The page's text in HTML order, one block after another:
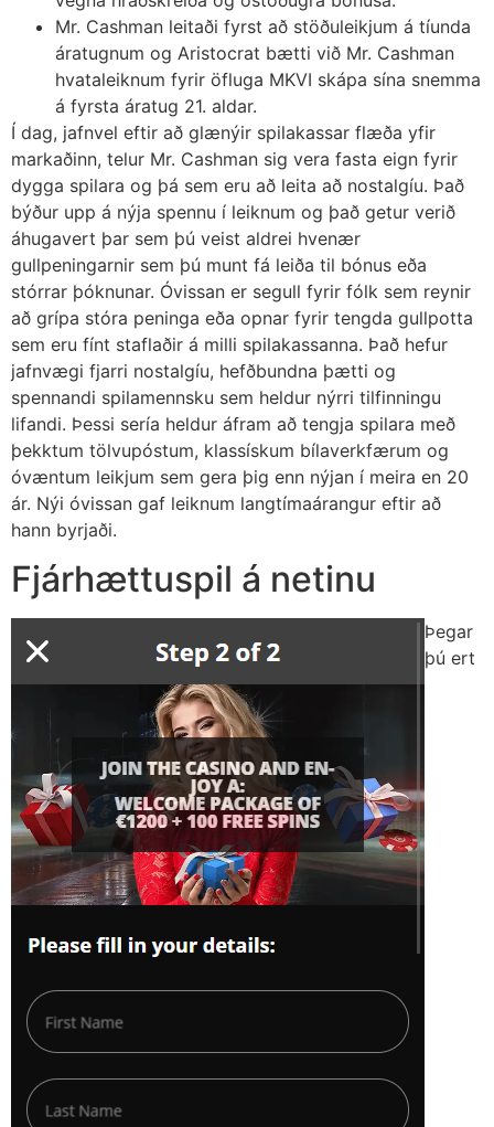
Mr. Cashman leitaði fyrst að stöðuleikjum á tíunda
áratugnum og Aristocrat bætti við Mr. Cashman
hvataleiknum fyrir öfluga MKVI skápa sína snemma
á fyrsta áratug 21. aldar.
Í dag, jafnvel eftir að glænýir spilakassar flæða yfir
markaðinn, telur Mr. Cashman sig vera fasta eign fyrir
dygga spilara og þá sem eru að leita að nostalgíu. Það
býður upp á nýja spennu í leiknum og það getur verið
áhugavert þar sem þú veist aldrei hvenær
gullpeningarnir sem þú munt fá leiða til bónus eða
stórrar þóknunar. Óvissan er segull fyrir fólk sem reynir
að grípa stóra peninga eða opnar fyrir tengda gullpotta
sem eru fínt staflaðir á milli spilakassanna. Það hefur
jafnvægi fjarri nostalgíu, hefðbundna þætti og
spennandi spilamennsku sem heldur nýrri tilfinningu
lifandi. Þessi sería heldur áfram að tengja spilara með
þekktum tölvupóstum, klassískum bílaverkfærum og
óvæntum leikjum sem gera þig enn nýjan í meira en 20
ár. Nýi óvissan gaf leiknum langtímaárangur eftir að
hann byrjaði.
Fjárhættuspil á netinu
Þegar
þú ert